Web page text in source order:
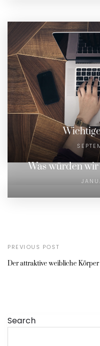
Was würden
PREVIOUS POST
Der attraktive weibliche Körper
Search